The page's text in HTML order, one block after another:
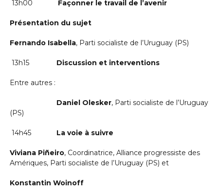
13h00 Façonner le travail de l’avenir
Présentation du sujet
Fernando Isabella, Parti socialiste de l’Uruguay (PS)
13h15 Discussion et interventions
Entre autres :
Daniel Olesker, Parti socialiste de l’Uruguay
(PS)
14h45 La voie à suivre
Viviana Piñeiro, Coordinatrice, Alliance progressiste des
Amériques, Parti socialiste de l’Uruguay (PS) et
Konstantin Woinoff